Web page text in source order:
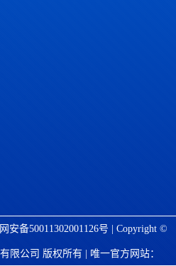
安备50011302001126号 | Copyright ©
限公司 版权所有 | 唯一官方网站：